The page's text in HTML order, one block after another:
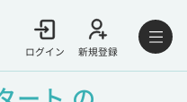
ログイン 新規登録